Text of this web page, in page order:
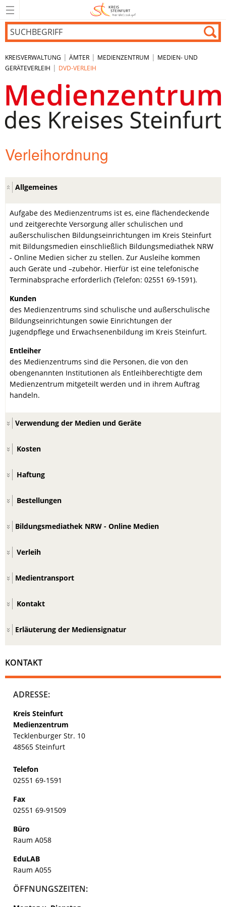
KREISVERWALTUNG | ÄMTER | MEDIENZENTRUM | MEDIEN- UND
GERÄTEVERLEIH | DVD-VERLEIH
Verleihordnung
Allgemeines
Aufgabe des Medienzentrums ist es, eine flächendeckende
und zeitgerechte Versorgung aller schulischen und
außerschulischen Bildungseinrichtungen im Kreis Steinfurt
mit Bildungsmedien einschließlich Bildungsmediathek NRW
- Online Medien sicher zu stellen. Zur Ausleihe kommen
auch Geräte und –zubehör. Hierfür ist eine telefonische
Terminabsprache erforderlich (Telefon: 02551 69-1591).
Kunden
des Medienzentrums sind schulische und außerschulische
Bildungseinrichtungen sowie Einrichtungen der
Jugendpflege und Erwachsenenbildung im Kreis Steinfurt.
Entleiher
des Medienzentrums sind die Personen, die von den
obengenannten Institutionen als Entleihberechtigte dem
Medienzentrum mitgeteilt werden und in ihrem Auftrag
handeln.
Verwendung der Medien und Geräte
Kosten
Haftung
Bestellungen
Bildungsmediathek NRW - Online Medien
Verleih
Medientransport
Kontakt
Erläuterung der Mediensignatur
KONTAKT
ADRESSE:
Kreis Steinfurt
Medienzentrum
Tecklenburger Str. 10
48565 Steinfurt
Telefon
02551 69-1591
Fax
02551 69-91509
Büro
Raum A058
EduLAB
Raum A055
ÖFFNUNGSZEITEN: